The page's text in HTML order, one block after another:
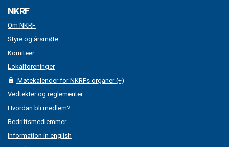
NKRF
Om NKRF
Styre og årsmøte
Komiteer
Lokalforeninger
Møtekalender for NKRFs organer (+)
Vedtekter og reglementer
Hvordan bli medlem?
Bedriftsmedlemmer
Information in english